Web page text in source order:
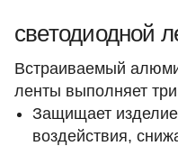
светодиодной
Встраиваемый
ленты выполняет
Защищает изделие
воздействия,